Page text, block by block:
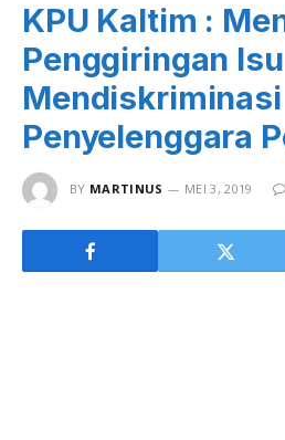
KPU Kaltim :
Penggiringan Isu
Mendiskriminasi
Penyelenggara
BY MARTINUS MEI 3, 2019